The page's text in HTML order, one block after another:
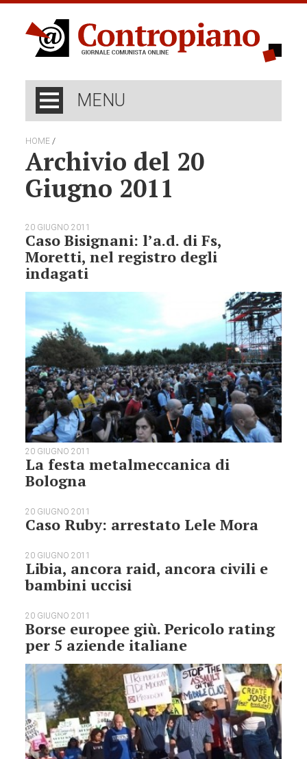
MENU
HOME /
Archivio del 20
Giugno 2011
20 GIUGNO 2011
Caso Bisignani: l’a.d. di Fs,
Moretti, nel registro degli
indagati
20 GIUGNO 2011
La festa metalmeccanica di
Bologna
20 GIUGNO 2011
Caso Ruby: arrestato Lele Mora
20 GIUGNO 2011
Libia, ancora raid, ancora civili e
bambini uccisi
20 GIUGNO 2011
Borse europee giù. Pericolo rating
per 5 aziende italiane